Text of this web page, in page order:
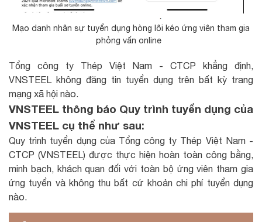
Mạo danh nhân sự tuyển dụng hòng lôi kéo ứng viên tham gia
phỏng vấn online
Tổng công ty Thép Việt Nam - CTCP khẳng định,
VNSTEEL không đăng tin tuyển dụng trên bất kỳ trang
mạng xã hội nào.
VNSTEEL thông báo Quy trình tuyển dụng của
VNSTEEL cụ thể như sau:
Quy trình tuyển dụng của Tổng công ty Thép Việt Nam -
CTCP (VNSTEEL) được thực hiện hoàn toàn công bằng,
minh bạch, khách quan đối với toàn bộ ứng viên tham gia
ứng tuyển và không thu bất cứ khoản chi phí tuyển dụng
nào.